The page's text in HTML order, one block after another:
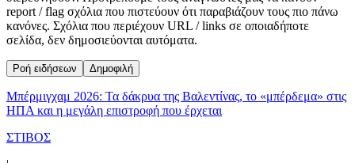
report / flag σχόλια που πιστεύουν ότι παραβιάζουν τους πιο πάνω
κανόνες. Σχόλια που περιέχουν URL / links σε οποιαδήποτε
σελίδα, δεν δημοσιεύονται αυτόματα.
Ροή ειδήσεων Δημοφιλή
Μπέρμιγχαμ 2026: Τα δάκρυα της Βαλεντίνας, το «μπέρδεμα» στις
ΗΠΑ και η μεγάλη επιστροφή που έρχεται
ΣΤΙΒΟΣ